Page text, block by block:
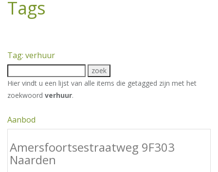
Tags
Tag: verhuur
Hier vindt u een lijst van alle items die getagged zijn met het
zoekwoord verhuur.
Aanbod
Amersfoortsestraatweg 9F303
Naarden